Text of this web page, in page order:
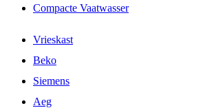
Compacte Vaatwasser
Vrieskast
Beko
Siemens
Aeg